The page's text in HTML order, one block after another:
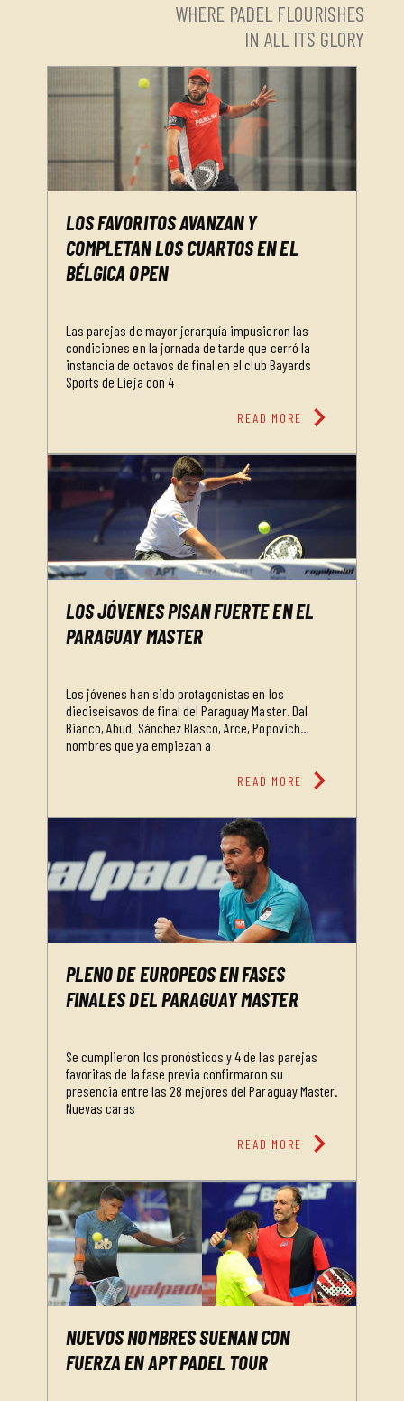
WHERE PADEL FLOURISHES
IN ALL ITS GLORY
LOS FAVORITOS AVANZAN Y
COMPLETAN LOS CUARTOS EN EL
BÉLGICA OPEN
Las parejas de mayor jerarquía impusieron las
condiciones en la jornada de tarde que cerró la
instancia de octavos de final en el club Bayards
Sports de Lieja con 4
READ MORE chevron_right
LOS JÓVENES PISAN FUERTE EN EL
PARAGUAY MASTER
Los jóvenes han sido protagonistas en los
dieciseisavos de final del Paraguay Master. Dal
Bianco, Abud, Sánchez Blasco, Arce, Popovich…
nombres que ya empiezan a
READ MORE chevron_right
PLENO DE EUROPEOS EN FASES
FINALES DEL PARAGUAY MASTER
Se cumplieron los pronósticos y 4 de las parejas
favoritas de la fase previa confirmaron su
presencia entre las 28 mejores del Paraguay Master.
Nuevas caras
READ MORE chevron_right
NUEVOS NOMBRES SUENAN CON
FUERZA EN APT PADEL TOUR